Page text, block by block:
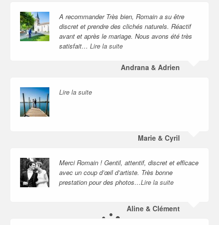
A recommander Très bien, Romain a su être
discret et prendre des clichés naturels. Réactif
avant et après le mariage. Nous avons été très
satisfait… Lire la suite
Andrana & Adrien
Lire la suite
Marie & Cyril
Merci Romain ! Gentil, attentif, discret et efficace
avec un coup d’œil d’artiste. Très bonne
prestation pour des photos…Lire la suite
Aline & Clément